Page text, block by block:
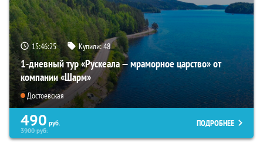
15:46:23 Купили:48
1-дневный тур «Рускеала — мраморное царство» от
компании «Шарм»
Достоевская
490 руб.
3900руб.
ПОДРОБНЕЕ